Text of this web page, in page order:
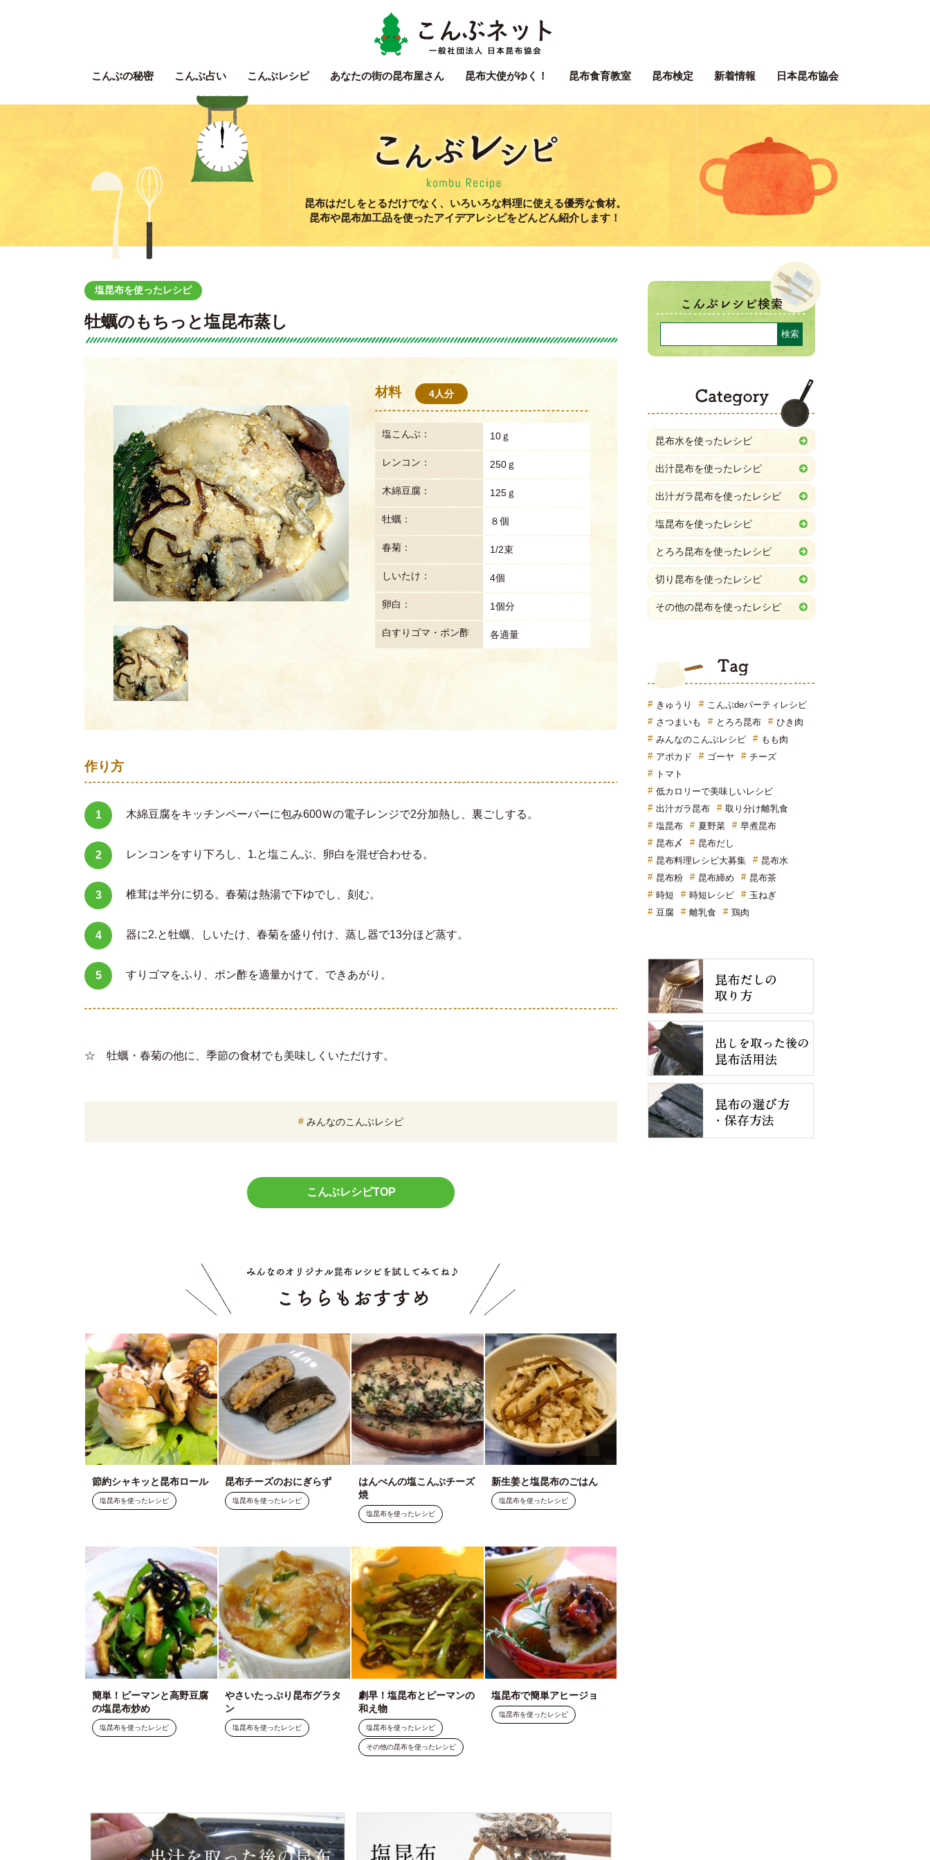
こんぶの秘密 こんぶ占い こんぶレシピ あなたの街の昆布屋さん 昆布大使がゆく！ 昆布食育教室 昆布検定 新着情報 日本昆布協会
こんぶレシピ
昆布はだしをとるだけでなく、いろいろな料理に使える優秀な食材。
昆布や昆布加工品を使ったアイデアレシピをどんどん紹介します！
塩昆布を使ったレシピ
牡蠣のもちっと塩昆布蒸し
材料 4人分
塩こんぶ： 10ｇ
レンコン： 250ｇ
木綿豆腐： 125ｇ
牡蠣： ８個
春菊： 1/2束
しいたけ： 4個
卵白： 1個分
白すりゴマ・ポン酢 各適量
作り方
木綿豆腐をキッチンペーパーに包み600Ｗの電子レンジで2分加熱し、裏ごしする。
レンコンをすり下ろし、1.と塩こんぶ、卵白を混ぜ合わせる。
椎茸は半分に切る。春菊は熱湯で下ゆでし、刻む。
器に2.と牡蠣、しいたけ、春菊を盛り付け、蒸し器で13分ほど蒸す。
すりゴマをふり、ポン酢を適量かけて、できあがり。
☆ 牡蠣・春菊の他に、季節の食材でも美味しくいただけす。
みんなのこんぶレシピ
こんぶレシピTOP
節約シャキッと昆布ロール
塩昆布を使ったレシピ
昆布チーズのおにぎらず
塩昆布を使ったレシピ
はんぺんの塩こんぶチーズ
焼
塩昆布を使ったレシピ
新生姜と塩昆布のごはん
塩昆布を使ったレシピ
簡単！ピーマンと高野豆腐
の塩昆布炒め
塩昆布を使ったレシピ
やさいたっぷり昆布グラタ
ン
塩昆布を使ったレシピ
劇早！塩昆布とピーマンの
和え物
塩昆布を使ったレシピ
その他の昆布を使ったレシピ
塩昆布で簡単アヒージョ
塩昆布を使ったレシピ
こんぶレシピ
昆布水を使ったレシピ
出汁昆布を使ったレシピ
出汁ガラ昆布を使ったレシピ
塩昆布を使ったレシピ
とろろ昆布を使ったレシピ
切り昆布を使ったレシピ
その他の昆布を使ったレシピ
きゅうり
こんぶdeパーティレシピ
さつまいも
とろろ昆布
ひき肉
みんなのこんぶレシピ
もも肉
アボカド
ゴーヤ
チーズ
トマト
低カロリーで美味しいレシピ
出汁ガラ昆布
取り分け離乳食
塩昆布
夏野菜
早煮昆布
昆布〆
昆布だし
昆布料理レシピ大募集
昆布水
昆布粉
昆布締め
昆布茶
時短
時短レシピ
玉ねぎ
豆腐
離乳食 鶏肉